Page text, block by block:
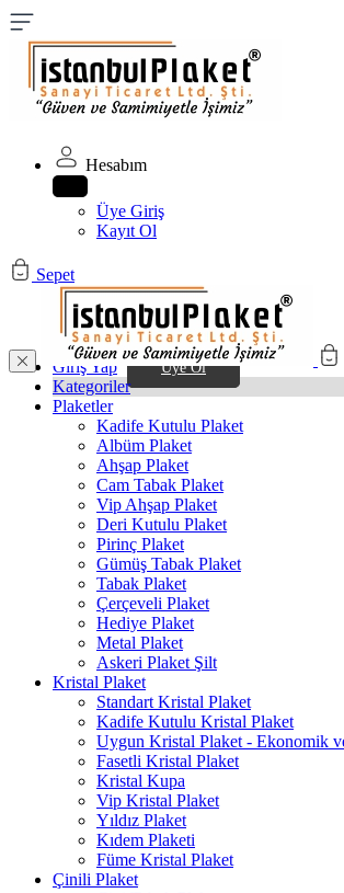
Hesabım
Üye Giriş
Kayıt Ol
Sepet
Giriş Yap Üye Ol
Kategoriler
Plaketler
Kadife Kutulu Plaket
Albüm Plaket
Ahşap Plaket
Cam Tabak Plaket
Vip Ahşap Plaket
Deri Kutulu Plaket
Pirinç Plaket
Gümüş Tabak Plaket
Tabak Plaket
Çerçeveli Plaket
Hediye Plaket
Metal Plaket
Askeri Plaket Şilt
Kristal Plaket
Standart Kristal Plaket
Kadife Kutulu Kristal Plaket
Uygun Kristal Plaket - Ekonomik
Fasetli Kristal Plaket
Kristal Kupa
Vip Kristal Plaket
Yıldız Plaket
Kıdem Plaketi
Füme Kristal Plaket
Çinili Plaket